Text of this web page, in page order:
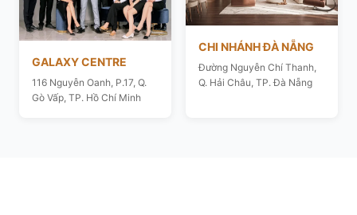
GALAXY CENTRE
116 Nguyễn Oanh, P.17, Q.
Gò Vấp, TP. Hồ Chí Minh
CHI NHÁNH ĐÀ NẴNG
Đường Nguyễn Chí Thanh,
Q. Hải Châu, TP. Đà Nẵng